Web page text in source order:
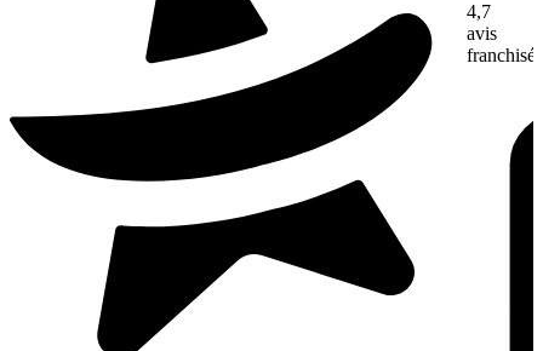
4,7
avis
franchisé